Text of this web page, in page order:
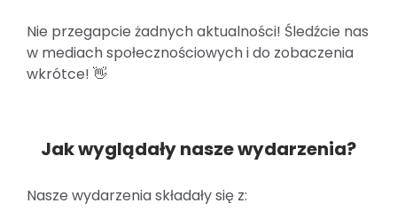
Nie przegapcie żadnych aktualności! Śledźcie nas
w mediach społecznościowych i do zobaczenia
wkrótce! 👋
Jak wyglądały nasze wydarzenia?
Nasze wydarzenia składały się z: